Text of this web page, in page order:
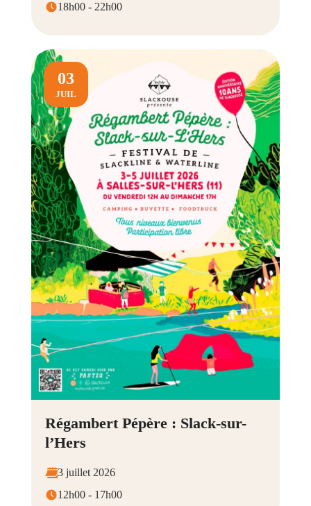
18h00 - 22h00
03
JUIL
Régambert Pépère : Slack-sur-
l’Hers
3 juillet 2026
12h00 - 17h00